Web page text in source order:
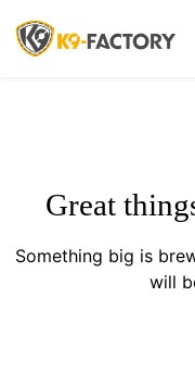
Great
Something big is
will